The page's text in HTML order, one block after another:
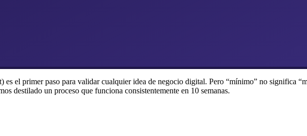
el primer paso para validar cualquier idea de negocio digital. Pero “mínimo” no significa
destilado un proceso que funciona consistentemente en 10 semanas.